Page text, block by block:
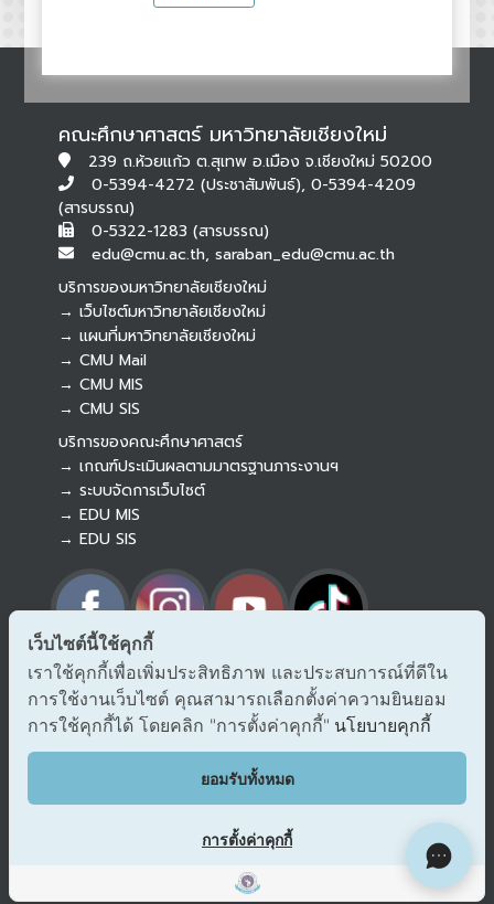
คณะศึกษาศาสตร์ มหาวิทยาลัยเชียงใหม่
239 ถ.ห้วยแก้ว ต.สุเทพ อ.เมือง จ.เชียงใหม่ 50200
0-5394-4272 (ประชาสัมพันธ์), 0-5394-4209
(สารบรรณ)
0-5322-1283 (สารบรรณ)
edu@cmu.ac.th, saraban_edu@cmu.ac.th
บริการของมหาวิทยาลัยเชียงใหม่
→ เว็บไซต์มหาวิทยาลัยเชียงใหม่
→ แผนที่มหาวิทยาลัยเชียงใหม่
→ CMU Mail
→ CMU MIS
→ CMU SIS
บริการของคณะศึกษาศาสตร์
→ เกณฑ์ประเมินผลตามมาตรฐานภาระงานฯ
→ ระบบจัดการเว็บไซต์
→ EDU MIS
→ EDU SIS
→ ร้องเรียนทุจริตและประพฤติมิชอบ
→ แจ้งเรื่องร้องออนไลน์ สำนักงาน ป.ป.ช.
→ รับเรื่องร้องเรียน/แจ้งเบาะแส สำนักงาน ป.ป.ท.
EDU VOC
แสดงความคิดเห็น/ข้อเสนอแนะ
ผังเว็บไซต์
Botnoi Assistant
Connecting…
เว็บไซต์นี้ใช้คุกกี้
เราใช้คุกกี้เพื่อเพิ่มประสิทธิภาพ และประสบการณ์ที่ดีใน
การใช้งานเว็บไซต์ คุณสามารถเลือกตั้งค่าความยินยอม
การใช้คุกกี้ได้ โดยคลิก "การตั้งค่าคุกกี้" นโยบายคุกกี้
ยอมรับทั้งหมด
การตั้งค่าคุกกี้